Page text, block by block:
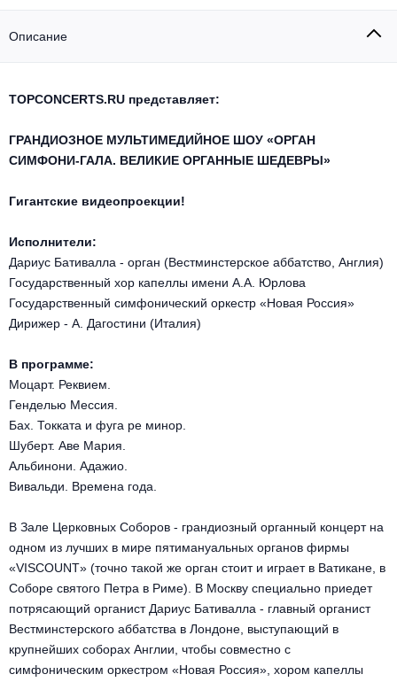
Выбрать другой город
Концерты на теплоходе
Open-air на ВДНХ
Джаз и блюз
Рок
Шансон, романс, авторская песня
Металл
Известные актёры
Комедия
Балет
Драма
Спектакль
Иммерсивный спектакль
Детский спектакль
Детское шоу
Детский мюзикл
Все события
Описание
TOPCONCERTS.RU представляет:
ГРАНДИОЗНОЕ МУЛЬТИМЕДИЙНОЕ ШОУ «ОРГАН
СИМФОНИ-ГАЛА. ВЕЛИКИЕ ОРГАННЫЕ ШЕДЕВРЫ»
Гигантские видеопроекции!
Исполнители:
Дариус Бативалла - орган (Вестминстерское аббатство, Англия)
Государственный хор капеллы имени А.А. Юрлова
Государственный симфонический оркестр «Новая Россия»
Дирижер - А. Дагостини (Италия)
В программе:
Моцарт. Реквием.
Генделью Мессия.
Бах. Токката и фуга ре минор.
Шуберт. Аве Мария.
Альбинони. Адажио.
Вивальди. Времена года.
В Зале Церковных Соборов - грандиозный органный концерт на
одном из лучших в мире пятимануальных органов фирмы
«VISCOUNT» (точно такой же орган стоит и играет в Ватикане, в
Соборе святого Петра в Риме). В Москву специально приедет
потрясающий органист Дариус Бативалла - главный органист
Вестминстерского аббатства в Лондоне, выступающий в
крупнейших соборах Англии, чтобы совместно с
симфоническим оркестром «Новая Россия», хором капеллы